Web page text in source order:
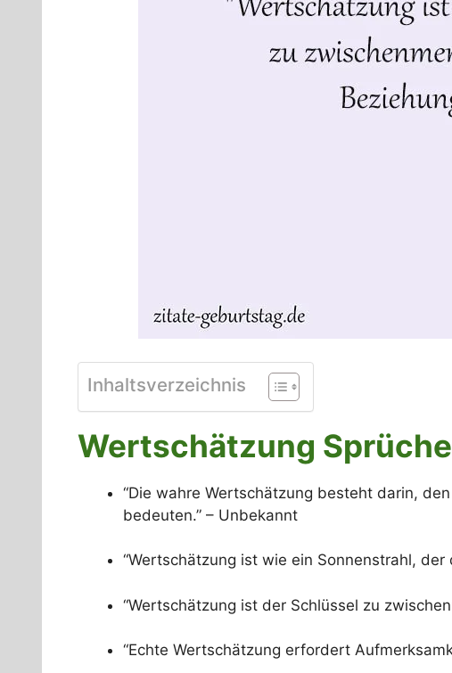
Inhaltsverzeichnis
Wertschätzung
“Die wahre Wertschätzung besteht darin,
bedeuten.” – Unbekannt
“Wertschätzung ist wie ein Sonnenstrahl,
“Wertschätzung ist der Schlüssel zu
“Echte Wertschätzung erfordert